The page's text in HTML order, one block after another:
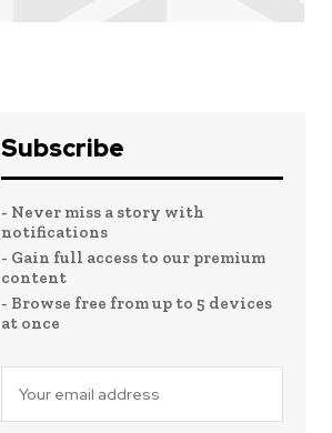
Subscribe
- Never miss a story with
notifications
- Gain full access to our premium
content
- Browse free from up to 5 devices
at once